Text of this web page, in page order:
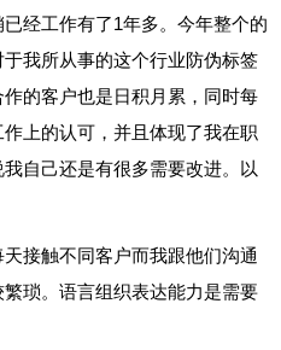
经工作有了1年多。今年整个的
我所从事的这个行业防伪标签
的客户也是日积月累，同时每
上的认可，并且体现了我在职
自己还是有很多需要改进。以
接触不同客户而我跟他们沟通
琐。语言组织表达能力是需要